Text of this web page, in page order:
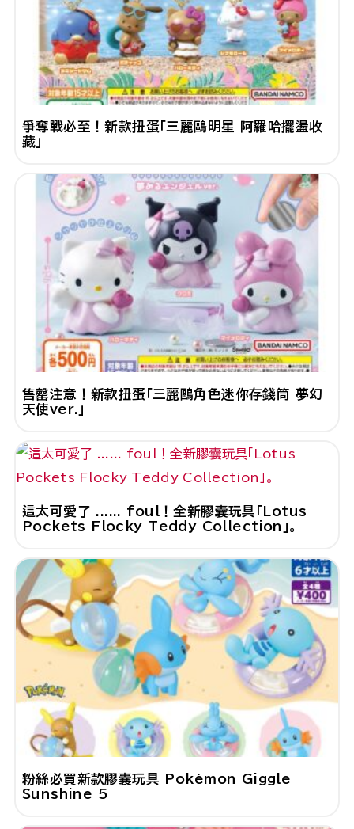
爭奪戰必至！新款扭蛋「三麗鷗明星 阿羅哈擺盪收
藏」
售罄注意！新款扭蛋「三麗鷗角色迷你存錢筒 夢幻
天使ver.」
這太可愛了 ...... foul！全新膠囊玩具「Lotus
Pockets Flocky Teddy Collection」。
粉絲必買新款膠囊玩具 Pokémon Giggle
Sunshine 5